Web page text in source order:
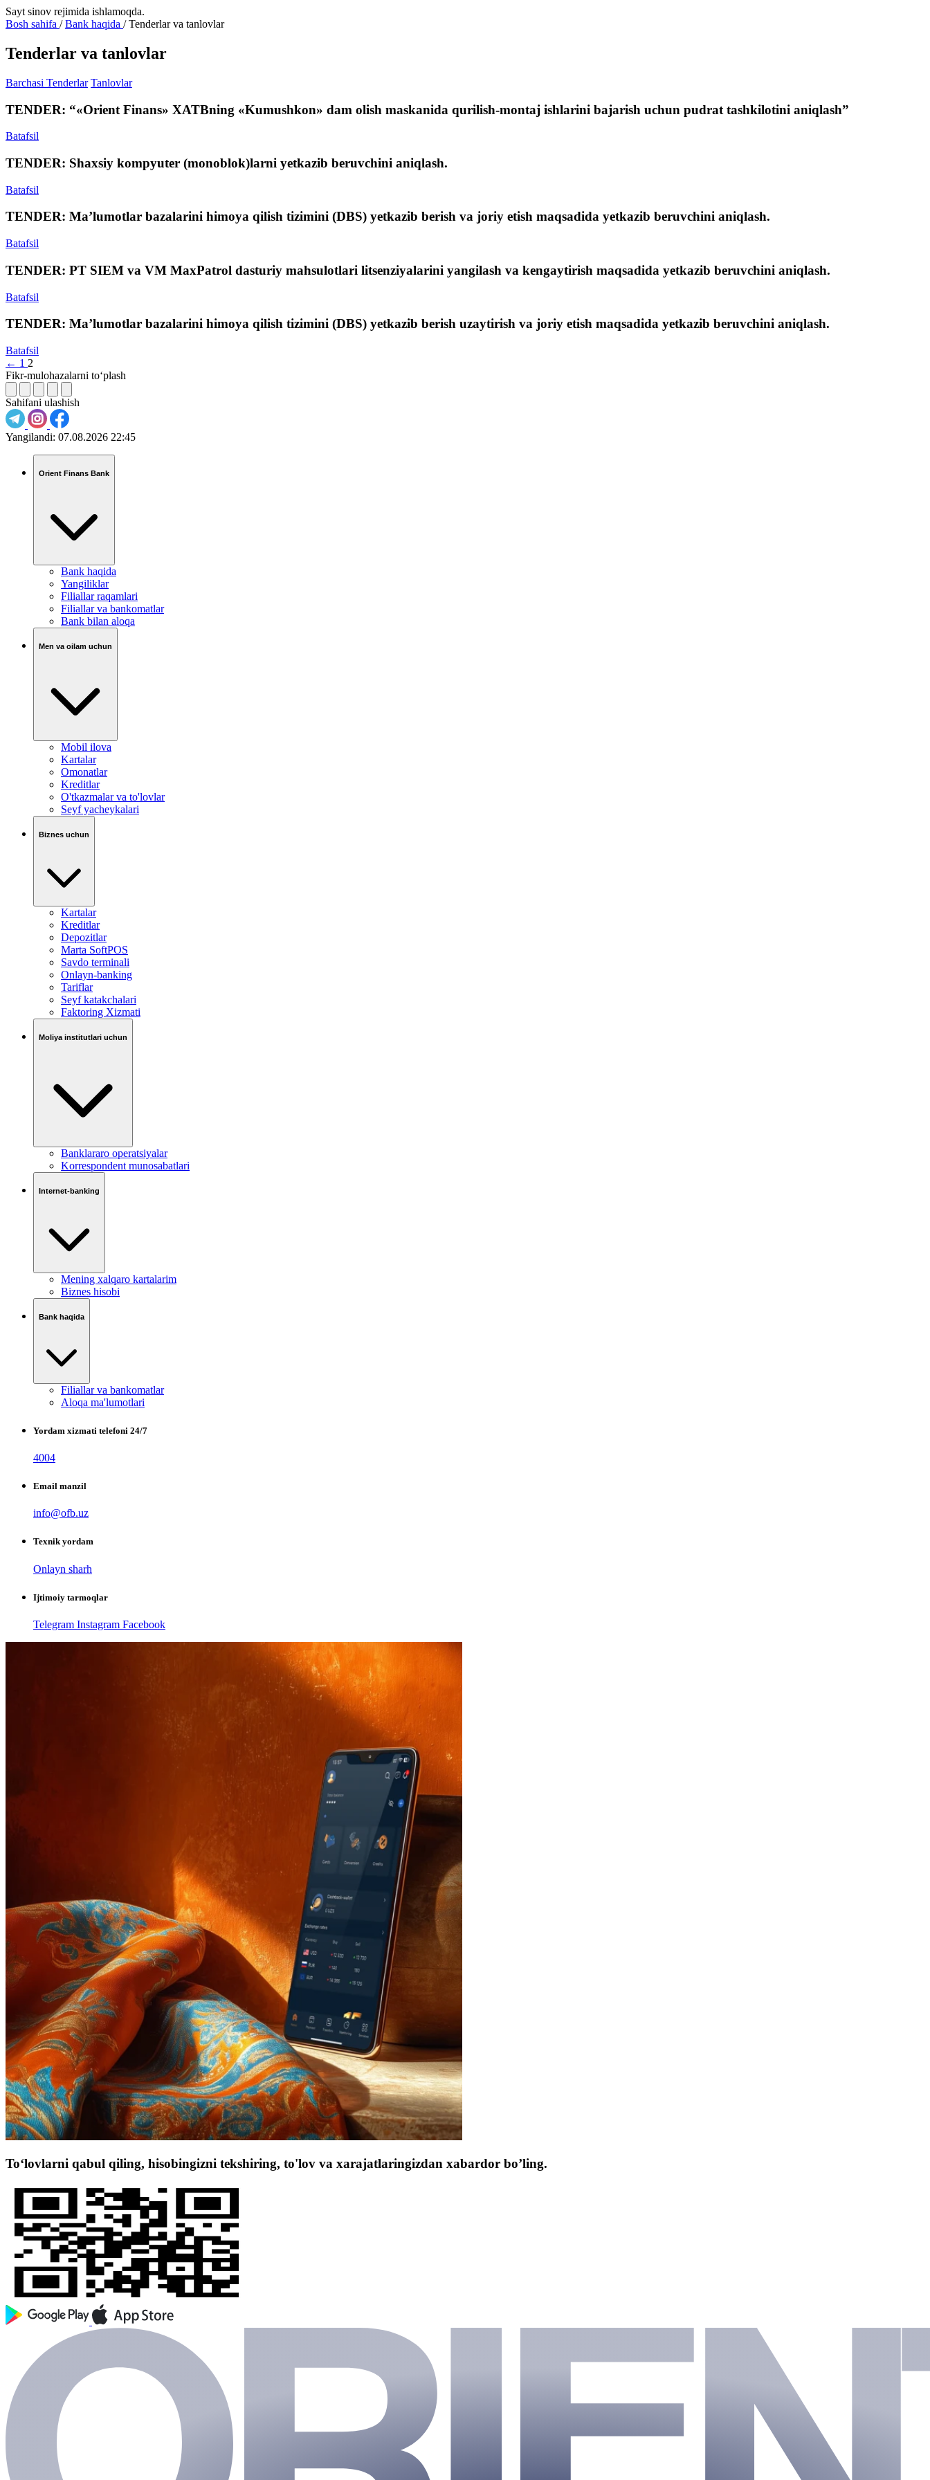
Sayt sinov rejimida ishlamoqda.
Bosh sahifa / Bank haqida /Tenderlar va tanlovlar
Tenderlar va tanlovlar
Barchasi Tenderlar Tanlovlar
TENDER: “«Orient Finans» XATBning «Kumushkon» dam olish maskanida qurilish-montaj ishlarini bajarish uchun pudrat tashkilotini aniqlash”
Batafsil
TENDER: Shaxsiy kompyuter (monoblok)larni yetkazib beruvchini aniqlash.
Batafsil
TENDER: Ma’lumotlar bazalarini himoya qilish tizimini (DBS) yetkazib berish va joriy etish maqsadida yetkazib beruvchini aniqlash.
Batafsil
TENDER: PT SIEM va VM MaxPatrol dasturiy mahsulotlari litsenziyalarini yangilash va kengaytirish maqsadida yetkazib beruvchini aniqlash.
Batafsil
TENDER: Ma’lumotlar bazalarini himoya qilish tizimini (DBS) yetkazib berish uzaytirish va joriy etish maqsadida yetkazib beruvchini aniqlash.
Batafsil
← 1 2
Fikr-mulohazalarni to‘plash
Sahifani ulashish
Yangilandi: 07.08.2026 22:45
Orient Finans Bank
Bank haqida
Yangiliklar
Filiallar raqamlari
Filiallar va bankomatlar
Bank bilan aloqa
Men va oilam uchun
Mobil ilova
Kartalar
Omonatlar
Kreditlar
O'tkazmalar va to'lovlar
Seyf yacheykalari
Biznes uchun
Kartalar
Kreditlar
Depozitlar
Marta SoftPOS
Savdo terminali
Onlayn-banking
Tariflar
Seyf katakchalari
Faktoring Xizmati
Moliya institutlari uchun
Banklararo operatsiyalar
Korrespondent munosabatlari
Internet-banking
Mening xalqaro kartalarim
Biznes hisobi
Bank haqida
Filiallar va bankomatlar
Aloqa ma'lumotlari
Yordam xizmati telefoni 24/7
4004
Email manzil
info@ofb.uz
Texnik yordam
Onlayn sharh
Ijtimoiy tarmoqlar
Telegram Instagram Facebook
To‘lovlarni qabul qiling, hisobingizni tekshiring, to'lov va xarajatlaringizdan xabardor bo’ling.